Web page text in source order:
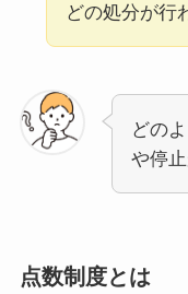
どの処分が行
どの
や停
点数制度とは